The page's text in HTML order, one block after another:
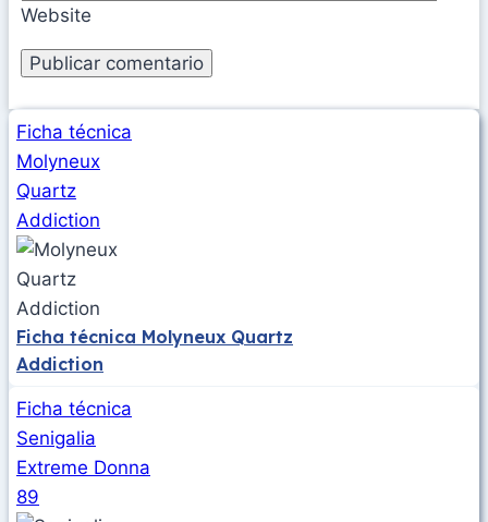
Website
Ficha técnica
Molyneux
Quartz
Addiction
Ficha técnica Molyneux Quartz
Addiction
Ficha técnica
Senigalia
Extreme Donna
89